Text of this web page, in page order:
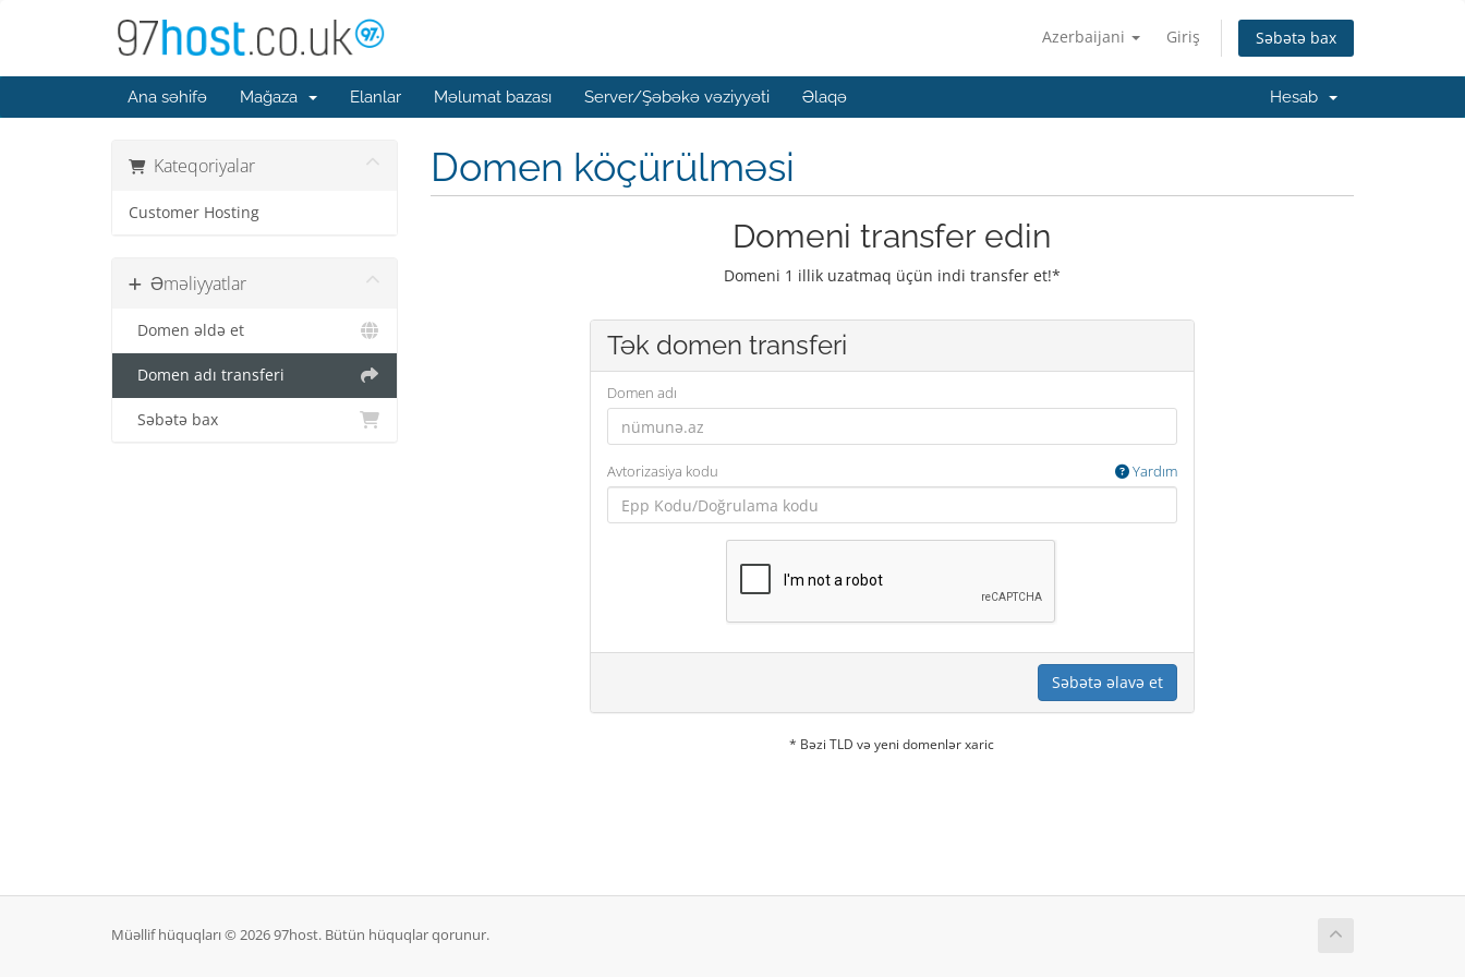
Azerbaijani Giriş Səbətə bax
Ana səhifə Mağaza Elanlar Məlumat bazası Server/Şəbəkə vəziyyəti Əlaqə Hesab
Kateqoriyalar
Customer Hosting
Əməliyyatlar
Domen əldə et
Domen adı transferi
Səbətə bax
Domen köçürülməsi
Domeni transfer edin
Domeni 1 illik uzatmaq üçün indi transfer et!*
Tək domen transferi
Domen adı
Avtorizasiya kodu Yardım
Səbətə əlavə et
* Bəzi TLD və yeni domenlər xaric
Müəllif hüquqları © 2026 97host. Bütün hüquqlar qorunur.